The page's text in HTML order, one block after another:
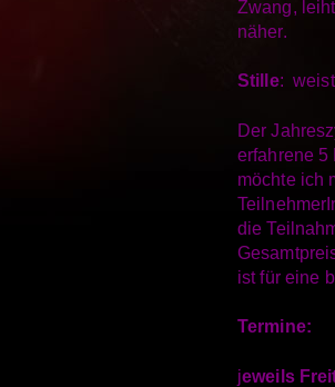
Zwang,
näher.
Stille: weist
Der
erfahrene 5
möchte ich
die
ist für eine
Termine:
jeweils